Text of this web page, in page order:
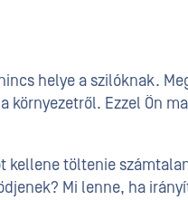
helye a szilóknak.
környezetről. Ezzel Ön
kellene töltenie
Mi lenne, ha